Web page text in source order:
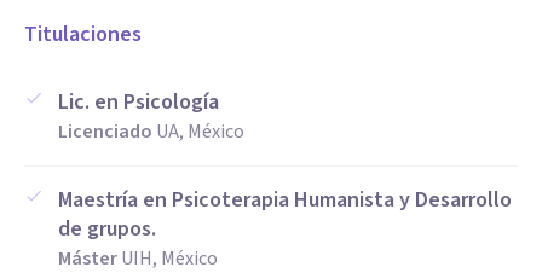
Titulaciones
Lic. en Psicología
Licenciado UA, México
Maestría en Psicoterapia Humanista y Desarrollo
de grupos.
MásterUIH, México